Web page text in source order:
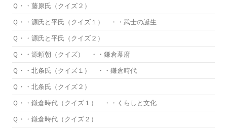
Ｑ・・藤原氏（クイズ２）
Ｑ・・源氏と平氏（クイズ１） ・・武士の誕生
Ｑ・・源氏と平氏（クイズ２）
Ｑ・・源頼朝（クイズ） ・・鎌倉幕府
Ｑ・・北条氏（クイズ１） ・・鎌倉時代
Ｑ・・北条氏（クイズ２）
Ｑ・・鎌倉時代（クイズ１） ・・くらしと文化
Ｑ・・鎌倉時代（クイズ２）